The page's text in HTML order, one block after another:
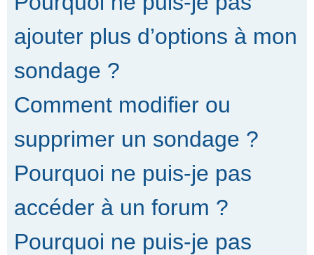
ajouter plus d’options à mon
sondage ?
Comment modifier ou
supprimer un sondage ?
Pourquoi ne puis-je pas
accéder à un forum ?
Pourquoi ne puis-je pas